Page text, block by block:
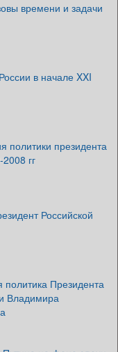
времени и задачи
в начале XXI
политики президента
гг
Российской
Президента
Владимира